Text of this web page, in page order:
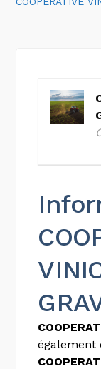
également